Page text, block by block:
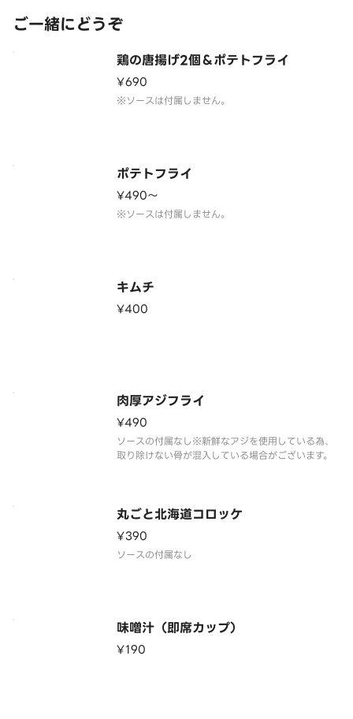
ご一緒にどうぞ
鶏の唐揚げ2個＆ポテトフライ
¥690
ポテトフライ
¥490〜
※ソースは付属しません。
キムチ
¥400
肉厚アジフライ
¥490
ソースの付属なし※新鮮なアジを使用している為、
取り除けない骨が混入している場合がございます。
丸ごと北海道コロッケ
¥390
ソースの付属なし
味噌汁（即席カップ）
¥190